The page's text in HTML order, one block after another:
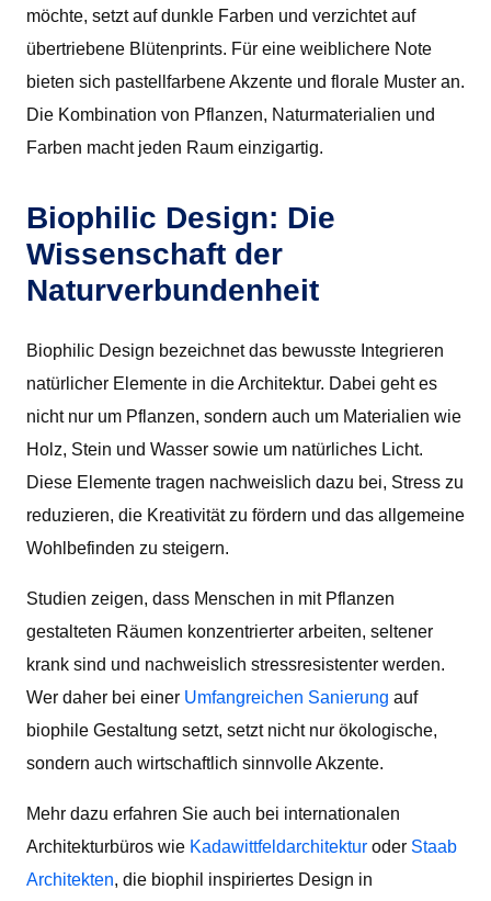
möchte, setzt auf dunkle Farben und verzichtet auf
übertriebene Blütenprints. Für eine weiblichere Note
bieten sich pastellfarbene Akzente und florale Muster an.
Die Kombination von Pflanzen, Naturmaterialien und
Farben macht jeden Raum einzigartig.
Biophilic Design: Die
Wissenschaft der
Naturverbundenheit
Biophilic Design bezeichnet das bewusste Integrieren
natürlicher Elemente in die Architektur. Dabei geht es
nicht nur um Pflanzen, sondern auch um Materialien wie
Holz, Stein und Wasser sowie um natürliches Licht.
Diese Elemente tragen nachweislich dazu bei, Stress zu
reduzieren, die Kreativität zu fördern und das allgemeine
Wohlbefinden zu steigern.
Studien zeigen, dass Menschen in mit Pflanzen
gestalteten Räumen konzentrierter arbeiten, seltener
krank sind und nachweislich stressresistenter werden.
Wer daher bei einer Umfangreichen Sanierung auf
biophile Gestaltung setzt, setzt nicht nur ökologische,
sondern auch wirtschaftlich sinnvolle Akzente.
Mehr dazu erfahren Sie auch bei internationalen
Architekturbüros wie Kadawittfeldarchitektur oder Staab
Architekten, die biophil inspiriertes Design in